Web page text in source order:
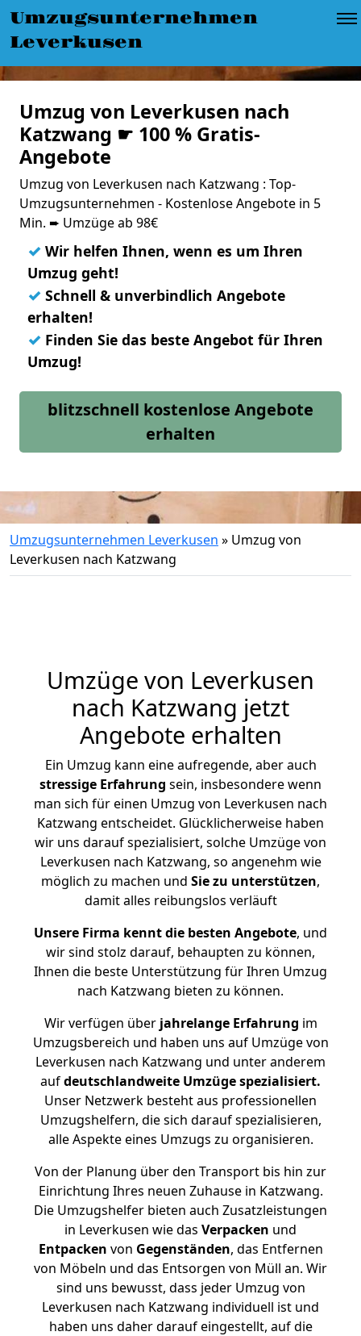
Umzugsunternehmen
Leverkusen
Umzug von Leverkusen nach
Katzwang ☛ 100 % Gratis-
Angebote
Umzug von Leverkusen nach Katzwang : Top-
Umzugsunternehmen - Kostenlose Angebote in 5
Min. ➨ Umzüge ab 98€
✓ Wir helfen Ihnen, wenn es um Ihren
Umzug geht!
✓ Schnell & unverbindlich Angebote
erhalten!
✓ Finden Sie das beste Angebot für Ihren
Umzug!
blitzschnell kostenlose Angebote
erhalten
Umzugsunternehmen Leverkusen » Umzug von
Leverkusen nach Katzwang
Umzüge von Leverkusen
nach Katzwang jetzt
Angebote erhalten
Ein Umzug kann eine aufregende, aber auch
stressige Erfahrung sein, insbesondere wenn
man sich für einen Umzug von Leverkusen nach
Katzwang entscheidet. Glücklicherweise haben
wir uns darauf spezialisiert, solche Umzüge von
Leverkusen nach Katzwang, so angenehm wie
möglich zu machen und Sie zu unterstützen,
damit alles reibungslos verläuft
Unsere Firma kennt die besten Angebote, und
wir sind stolz darauf, behaupten zu können,
Ihnen die beste Unterstützung für Ihren Umzug
nach Katzwang bieten zu können.
Wir verfügen überjahrelange Erfahrung im
Umzugsbereich und haben uns auf Umzüge von
Leverkusen nach Katzwang und unter anderem
aufdeutschlandweite Umzüge spezialisiert.
Unser Netzwerk besteht aus professionellen
Umzugshelfern, die sich darauf spezialisieren,
alle Aspekte eines Umzugs zu organisieren.
Von der Planung über den Transport bis hin zur
Einrichtung Ihres neuen Zuhause in Katzwang.
Die Umzugshelfer bieten auch Zusatzleistungen
in Leverkusen wie das Verpacken und
Entpacken von Gegenständen, das Entfernen
von Möbeln und das Entsorgen von Müll an. Wir
sind uns bewusst, dass jeder Umzug von
Leverkusen nach Katzwang individuell ist und
haben uns daher darauf eingestellt, auf die